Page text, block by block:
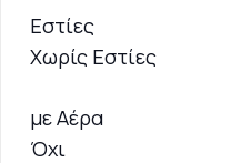
Εστίες
Χωρίς Εστίες
με Αέρα
Όχι